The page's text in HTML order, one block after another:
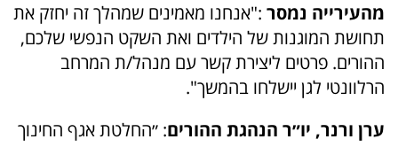
מהעירייה נמסר :"אנחנו מאמינים שמהלך זה יחזק את
תחושת המוגנות של הילדים ואת השקט הנפשי שלכם,
ההורים. פרטים ליצירת קשר עם מנהל/ת המרחב
הרלוונטי לגן יישלחו בהמשך".
ערן ורנר, יו״ר הנהגת ההורים: ״החלטת אגף החינוך